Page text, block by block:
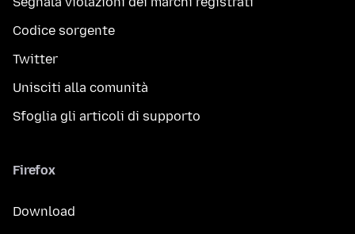
Codice sorgente
Twitter
Unisciti alla comunità
Sfoglia gli articoli di supporto
Firefox
Download